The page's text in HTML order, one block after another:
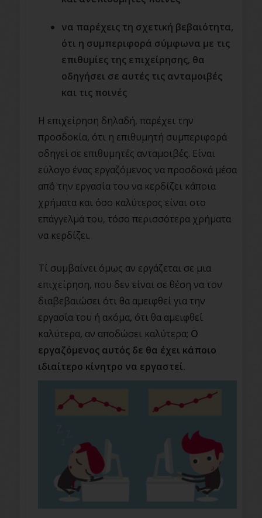
να παρέχεις τη σχετική βεβαιότητα,
ότι η συμπεριφορά σύμφωνα με τις
επιθυμίες της επιχείρησης, θα
οδηγήσει σε αυτές τις ανταμοιβές
και τις ποινές
Η επιχείρηση δηλαδή, παρέχει την
προσδοκία, ότι η επιθυμητή συμπεριφορά
οδηγεί σε επιθυμητές ανταμοιβές. Είναι
εύλογο ένας εργαζόμενος να προσδοκά μέσα
από την εργασία του να κερδίζει κάποια
χρήματα και όσο καλύτερος είναι στο
επάγγελμά του, τόσο περισσότερα χρήματα
να κερδίζει.
Τί συμβαίνει όμως αν εργάζεται σε μια
επιχείρηση, που δεν είναι σε θέση να τον
διαβεβαιώσει ότι θα αμειφθεί για την
εργασία του ή ακόμα, ότι θα αμειφθεί
καλύτερα, αν αποδώσει καλύτερα; Ο
εργαζόμενος αυτός δε θα έχει κάποιο
ιδιαίτερο κίνητρο να εργαστεί.